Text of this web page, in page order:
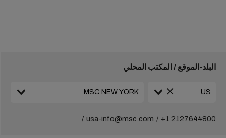
البلد-الموقع / المكتب المحلي
+1 2127644800
usa-info@msc.com